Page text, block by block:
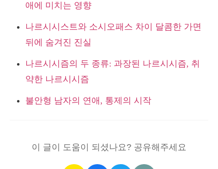
애에 미치는 영향
나르시시스트와 소시오패스 차이 달콤한 가면
뒤에 숨겨진 진실
나르시시즘의 두 종류: 과장된 나르시시즘, 취
약한 나르시시즘
불안형 남자의 연애, 통제의 시작
이 글이 도움이 되셨나요? 공유해주세요